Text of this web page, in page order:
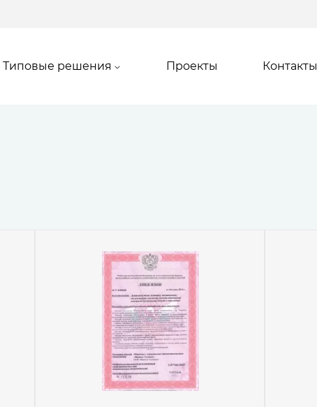
Типовые решения Проекты Контакты